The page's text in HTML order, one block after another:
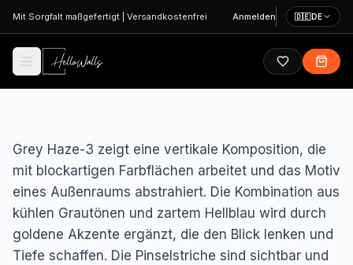
Zum Hauptinhalt springen
Mit Sorgfalt maßgefertigt Versandkostenfrei Anmelden 🇩🇪DE
Grey Haze-3 zeigt eine vertikale Komposition, die
mit blockartigen Farbflächen arbeitet und das Motiv
eines Außenraums abstrahiert. Die Kombination aus
kühlen Grautönen und zartem Hellblau wird durch
goldene Akzente ergänzt, die den Blick lenken und
Tiefe schaffen. Die Pinselstriche sind sichtbar und